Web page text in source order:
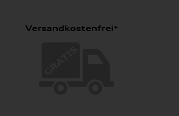
Versandkostenfrei*